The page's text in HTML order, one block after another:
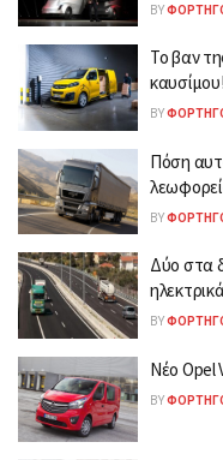
BY
To βαν
καυσίμου!
BY
Πόση
BY
Δύο στα
BY
Νέο Opel
BY